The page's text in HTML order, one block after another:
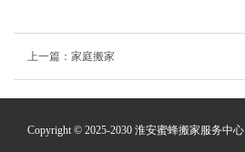
上一篇： 家庭搬家
Copyright © 2025-2030 淮安蜜蜂搬家服务中心